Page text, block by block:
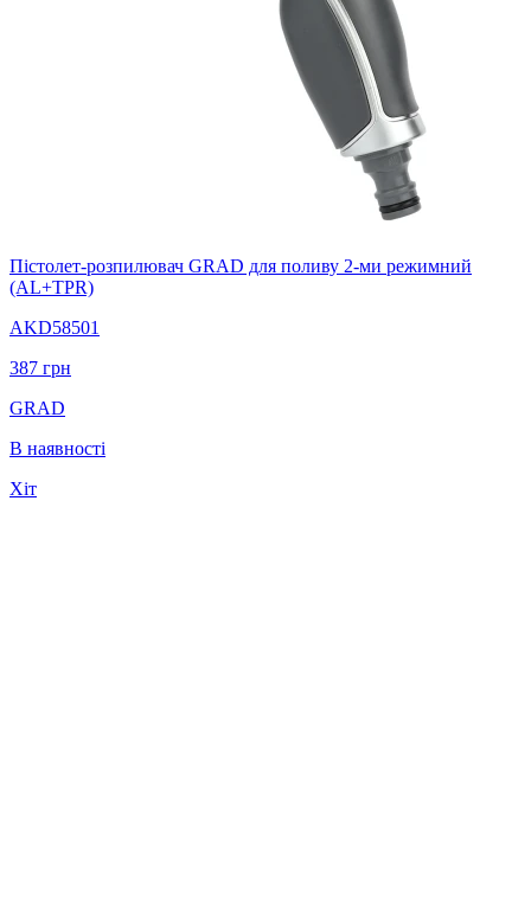
Пістолет-розпилювач GRAD для поливу 2-ми режимний
(AL+TPR)
AKD58501
387 грн
GRAD
В наявності
Хіт